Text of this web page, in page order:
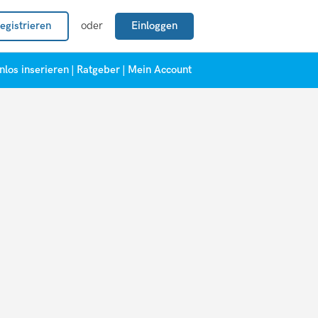
oder Einloggen
inserieren Ratgeber Mein Account